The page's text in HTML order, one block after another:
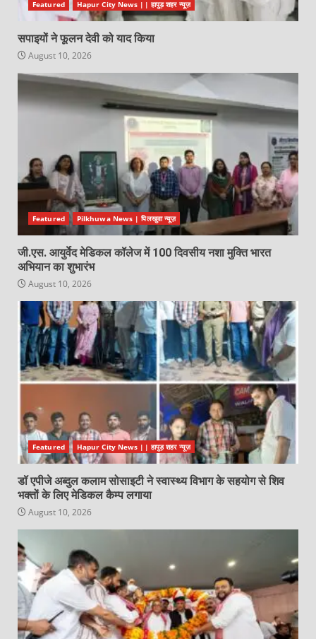
Featured Hapur City News || हापुड़ शहर न्यूज़
सपाइयों ने फूलन देवी को याद किया
August 10, 2026
Featured Pilkhuwa News | पिलखुवा न्यूज़
जी.एस. आयुर्वेद मेडिकल कॉलेज में 100 दिवसीय नशा मुक्ति भारत
अभियान का शुभारंभ
August 10, 2026
Featured Hapur City News || हापुड़ शहर न्यूज़
डॉ एपीजे अब्दुल कलाम सोसाइटी ने स्वास्थ्य विभाग के सहयोग से शिव
भक्तों के लिए मेडिकल कैम्प लगाया
August 10, 2026